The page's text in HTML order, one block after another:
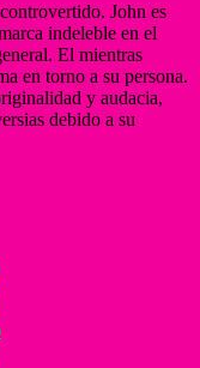
John es
indeleble en el
El mientras
en torno a su persona.
y audacia,
debido a su